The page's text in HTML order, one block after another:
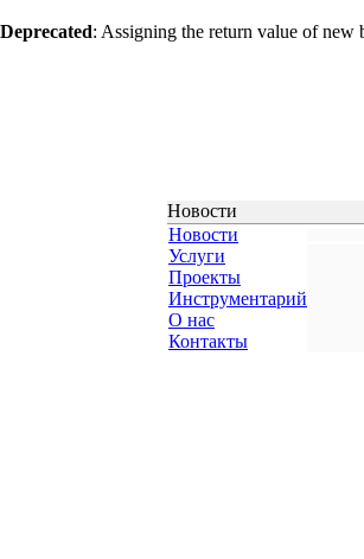
Deprecated: Assigning the return value of new
Новости
Новости
Услуги
Проекты
Инструментарий
О нас
Контакты